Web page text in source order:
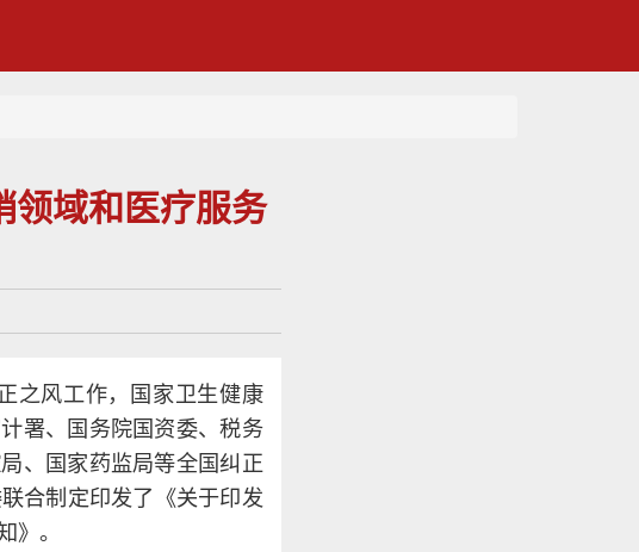
领域和医疗服务
之风工作，国家卫生健康
署、国务院国资委、税务
、国家药监局等全国纠正
合制定印发了《关于印发
。